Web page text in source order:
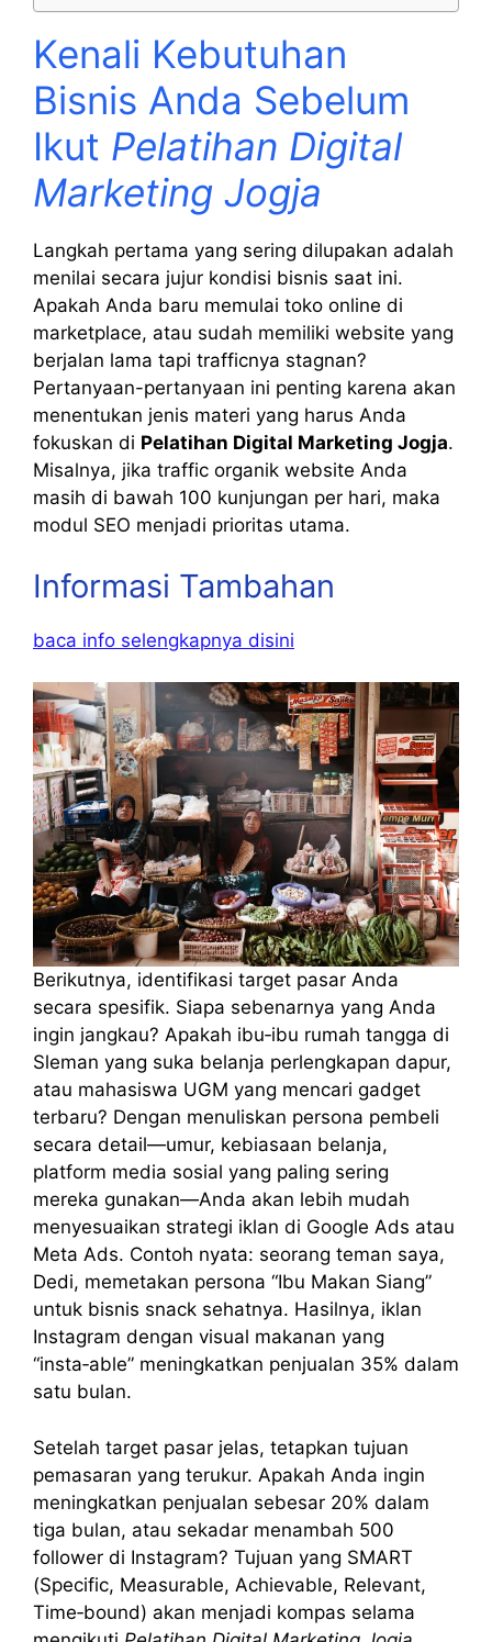
Kenali Kebutuhan
Bisnis Anda Sebelum
Ikut Pelatihan Digital
Marketing Jogja
Langkah pertama yang sering dilupakan adalah
menilai secara jujur kondisi bisnis saat ini.
Apakah Anda baru memulai toko online di
marketplace, atau sudah memiliki website yang
berjalan lama tapi trafficnya stagnan?
Pertanyaan-pertanyaan ini penting karena akan
menentukan jenis materi yang harus Anda
fokuskan di Pelatihan Digital Marketing Jogja.
Misalnya, jika traffic organik website Anda
masih di bawah 100 kunjungan per hari, maka
modul SEO menjadi prioritas utama.
Informasi Tambahan
baca info selengkapnya disini
Berikutnya, identifikasi target pasar Anda
secara spesifik. Siapa sebenarnya yang Anda
ingin jangkau? Apakah ibu‑ibu rumah tangga di
Sleman yang suka belanja perlengkapan dapur,
atau mahasiswa UGM yang mencari gadget
terbaru? Dengan menuliskan persona pembeli
secara detail—umur, kebiasaan belanja,
platform media sosial yang paling sering
mereka gunakan—Anda akan lebih mudah
menyesuaikan strategi iklan di Google Ads atau
Meta Ads. Contoh nyata: seorang teman saya,
Dedi, memetakan persona “Ibu Makan Siang”
untuk bisnis snack sehatnya. Hasilnya, iklan
Instagram dengan visual makanan yang
“insta‑able” meningkatkan penjualan 35% dalam
satu bulan.
Setelah target pasar jelas, tetapkan tujuan
pemasaran yang terukur. Apakah Anda ingin
meningkatkan penjualan sebesar 20% dalam
tiga bulan, atau sekadar menambah 500
follower di Instagram? Tujuan yang SMART
(Specific, Measurable, Achievable, Relevant,
Time‑bound) akan menjadi kompas selama